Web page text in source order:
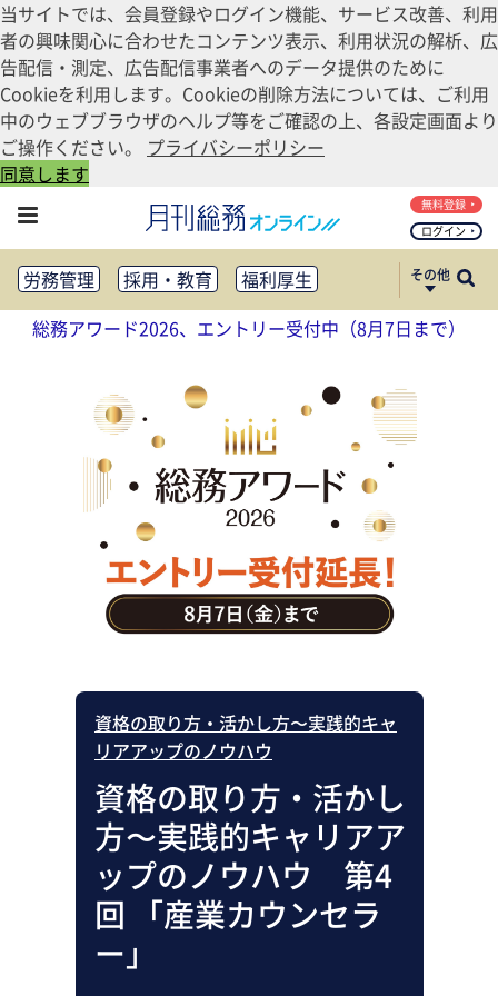
当サイトでは、会員登録やログイン機能、サービス改善、利用
者の興味関心に合わせたコンテンツ表示、利用状況の解析、広
告配信・測定、広告配信事業者へのデータ提供のために
Cookieを利用します。Cookieの削除方法については、ご利用
中のウェブブラウザのヘルプ等をご確認の上、各設定画面より
ご操作ください。 プライバシーポリシー
同意します
ログイン
無料登録
労務管理 採用・教育
福利厚生
健康経営
働き方改革
法務・コンプライアンス
リスクマネジメント・BCP
社外・社内広報
社外・社内コミュニケーション活性化
FM・オフィス移転
CSR・SDGs
テクノロジー活用・DX
助成金・補助金・コスト削減
アウトソーシング・BPO
調査・レポート
その他
総務アワード2026、エントリー受付中（8月7日まで）
資格の取り方・活かし方〜実践的キャ
リアアップのノウハウ
資格の取り方・活かし
方〜実践的キャリアア
ップのノウハウ 第4
回 「産業カウンセラ
ー」